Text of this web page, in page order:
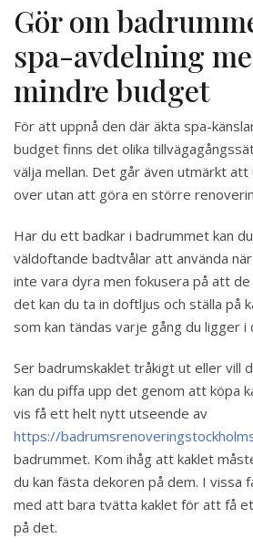
Gör om
spa-avdelning
mindre budget
För att uppnå den där äkta spa-
budget finns det olika
välja mellan. Det går även utmärkt
over utan att göra en större
Har du ett badkar i badrummet kan
väldoftande badtvålar att använda
inte vara dyra men fokusera på att
det kan du ta in doftljus och ställa på
som kan tändas varje gång du ligger i
Ser badrumskaklet tråkigt ut eller vill
kan du piffa upp det genom att köpa
vis få ett helt nytt utseende av
https://
badrummet. Kom ihåg att kaklet
du kan fästa dekoren på dem. I vissa
med att bara tvätta kaklet för att få
på det.